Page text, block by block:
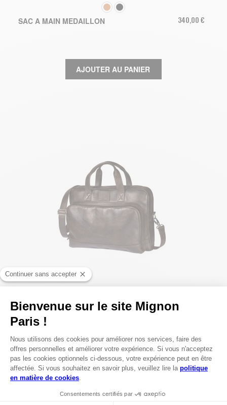
COULEUR
SAC A MAIN MEDAILLON 340,00 €
AJOUTER AU PANIER
SACOCHE PORTE-DOCUMENTS BOSTON 459,50 €
AJOUTER AU PANIER